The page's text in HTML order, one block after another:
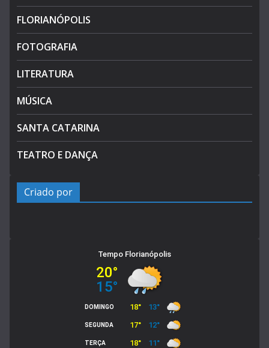
FLORIANÓPOLIS
FOTOGRAFIA
LITERATURA
MÚSICA
SANTA CATARINA
TEATRO E DANÇA
Criado por